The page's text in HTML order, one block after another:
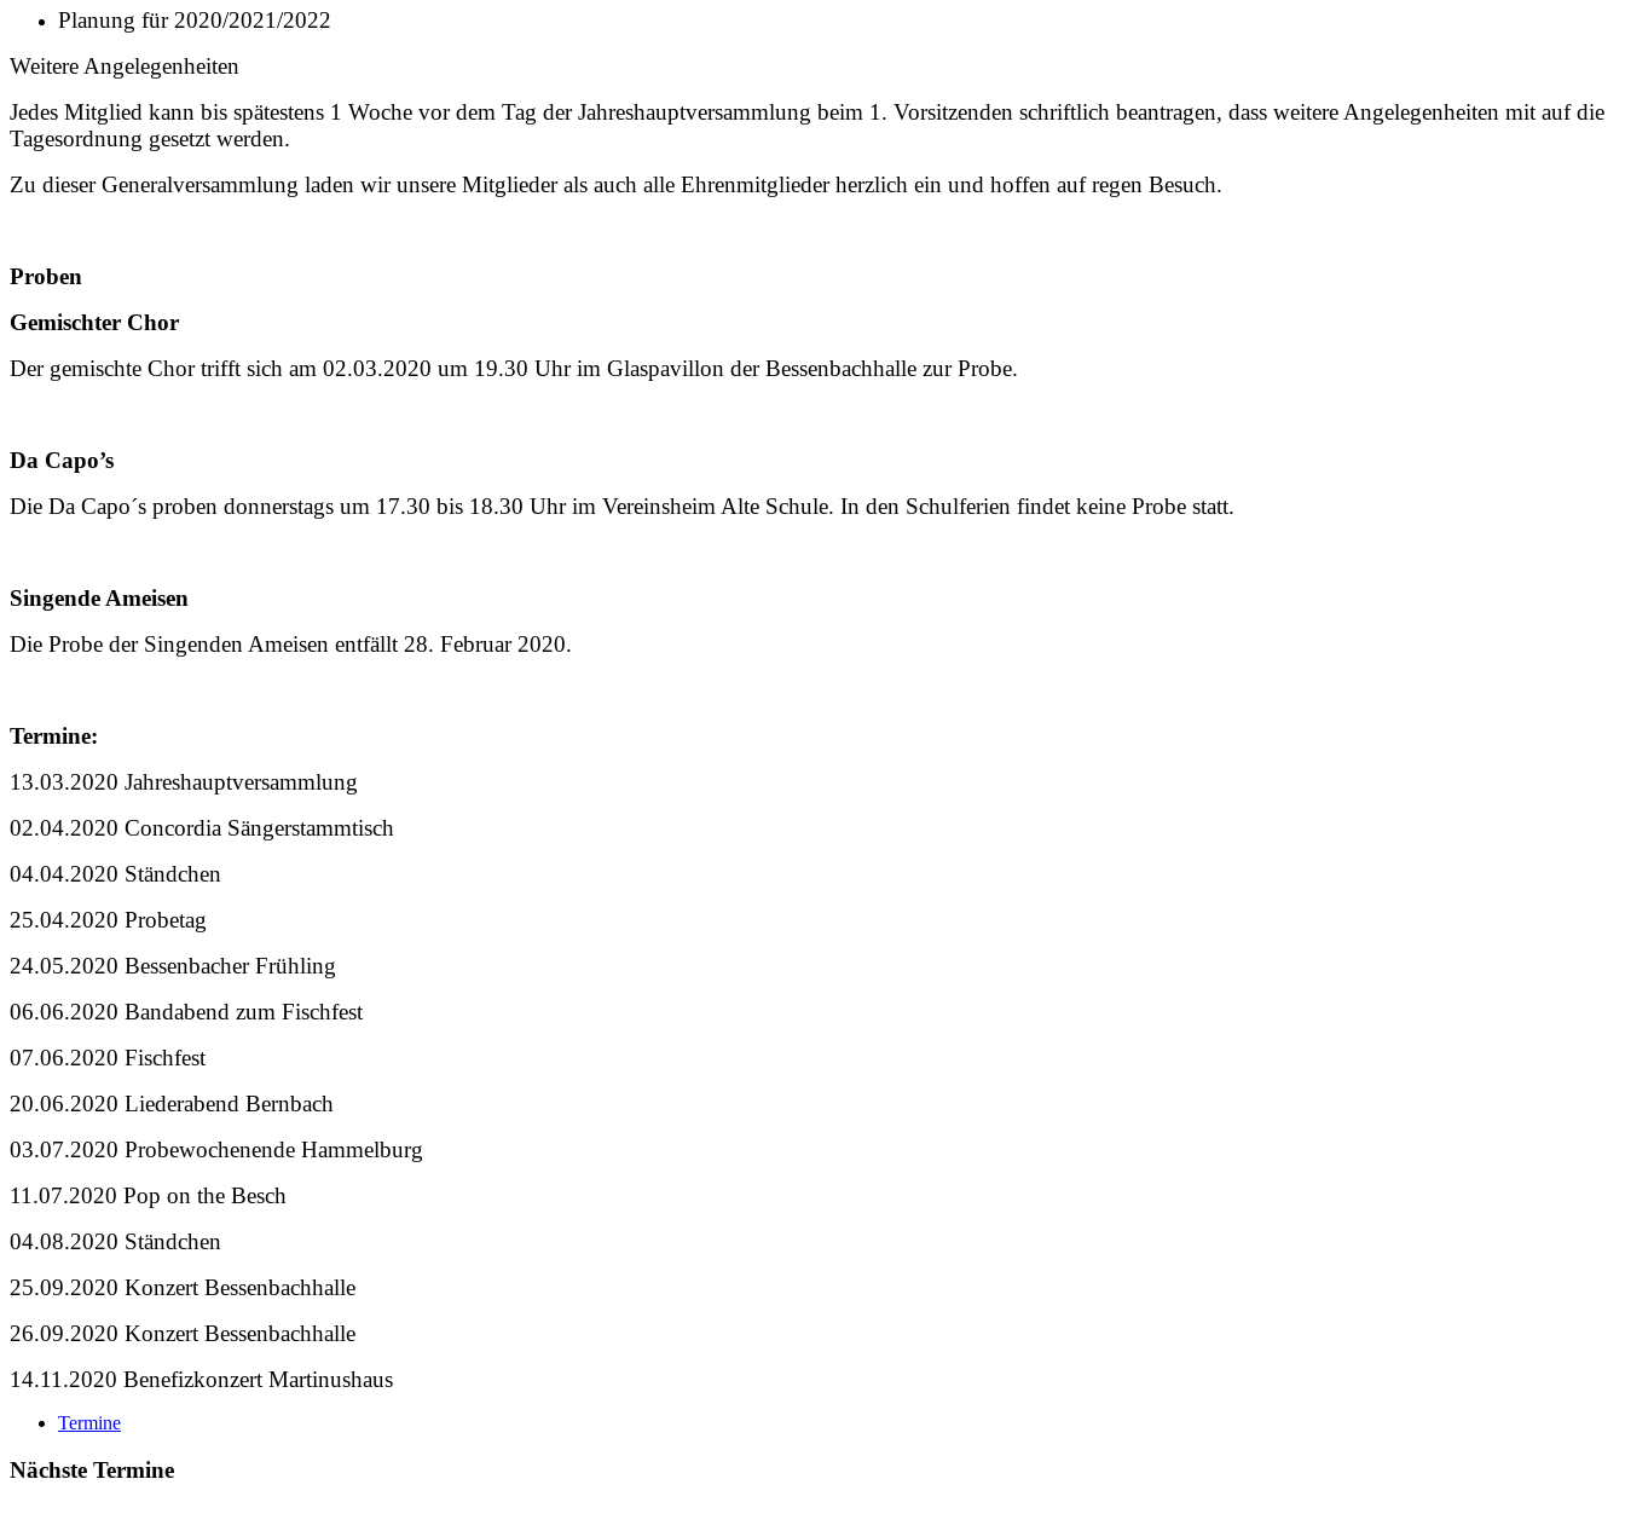
Planung für 2020/2021/2022
Weitere Angelegenheiten
Jedes Mitglied kann bis spätestens 1 Woche vor dem Tag der Jahreshauptversammlung beim 1. Vorsitzenden schriftlich beantragen, dass weitere Angelegenheiten mit auf die
Tagesordnung gesetzt werden.
Zu dieser Generalversammlung laden wir unsere Mitglieder als auch alle Ehrenmitglieder herzlich ein und hoffen auf regen Besuch.
Proben
Gemischter Chor
Der gemischte Chor trifft sich am 02.03.2020 um 19.30 Uhr im Glaspavillon der Bessenbachhalle zur Probe.
Da Capo’s
Die Da Capo´s proben donnerstags um 17.30 bis 18.30 Uhr im Vereinsheim Alte Schule. In den Schulferien findet keine Probe statt.
Singende Ameisen
Die Probe der Singenden Ameisen entfällt 28. Februar 2020.
Termine:
13.03.2020 Jahreshauptversammlung
02.04.2020 Concordia Sängerstammtisch
04.04.2020 Ständchen
25.04.2020 Probetag
24.05.2020 Bessenbacher Frühling
06.06.2020 Bandabend zum Fischfest
07.06.2020 Fischfest
20.06.2020 Liederabend Bernbach
03.07.2020 Probewochenende Hammelburg
11.07.2020 Pop on the Besch
04.08.2020 Ständchen
25.09.2020 Konzert Bessenbachhalle
26.09.2020 Konzert Bessenbachhalle
14.11.2020 Benefizkonzert Martinushaus
Termine
Nächste Termine